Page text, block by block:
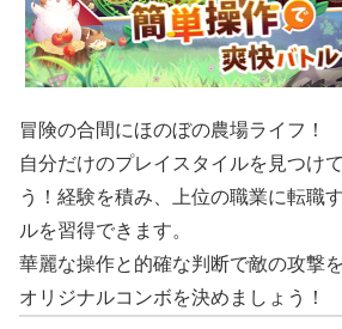
冒険の合間にほのぼの農場ライフ！
自分だけのプレイスタイルを見つけ
う！経験を積み、上位の職業に転職
ルを習得できます。
華麗な操作と的確な判断で敵の攻撃
オリジナルコンボを決めましょう！